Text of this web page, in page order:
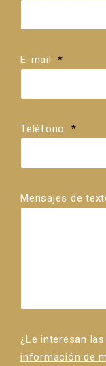
E-mail *
Teléfono *
Mensajes de
¿Le interesan
información de